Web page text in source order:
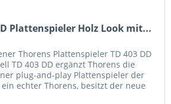
Plattenspieler Holz Look mit...
Thorens Plattenspieler TD 403 DD
TD 403 DD ergänzt Thorens die
plug-and-play Plattenspieler der
echter Thorens, besitzt der neue